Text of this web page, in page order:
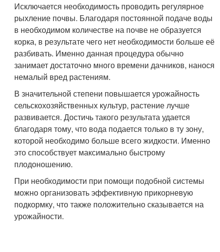
Исключается необходимость проводить регулярное
рыхление почвы. Благодаря постоянной подаче воды
в необходимом количестве на почве не образуется
корка, в результате чего нет необходимости больше её
разбивать. Именно данная процедура обычно
занимает достаточно много времени дачников, нанося
немалый вред растениям.
В значительной степени повышается урожайность
сельскохозяйственных культур, растение лучше
развивается. Достичь такого результата удается
благодаря тому, что вода подается только в ту зону,
которой необходимо больше всего жидкости. Именно
это способствует максимально быстрому
плодоношению.
При необходимости при помощи подобной системы
можно организовать эффективную прикорневую
подкормку, что также положительно сказывается на
урожайности.